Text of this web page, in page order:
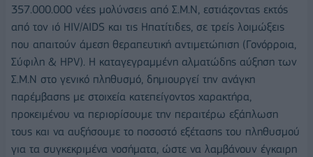
357.000.000 νέες μολύνσεις από Σ.Μ.Ν, εστιάζοντας εκτός
από τον ιό HIV/AIDS και τις Ηπατίτιδες, σε τρείς λοιμώξεις
που απαιτούν άμεση θεραπευτική αντιμετώπιση (Γονόρροια,
Σύφιλη & HPV). Η καταγεγραμμένη αλματώδης αύξηση των
Σ.Μ.Ν στο γενικό πληθυσμό, δημιουργεί την ανάγκη
παρέμβασης με στοιχεία κατεπείγοντος χαρακτήρα,
προκειμένου να περιορίσουμε την περαιτέρω εξάπλωση
τους και να αυξήσουμε το ποσοστό εξέτασης του πληθυσμού
για τα συγκεκριμένα νοσήματα, ώστε να λαμβάνουν έγκαιρη